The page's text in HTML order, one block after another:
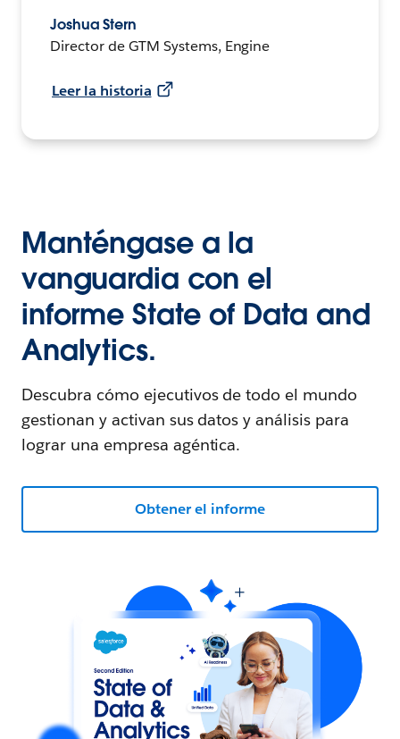
Joshua Stern
Director de GTM Systems, Engine
Leer la historia
Manténgase a la
vanguardia con el
informe State of Data and
Analytics.
Descubra cómo ejecutivos de todo el mundo
gestionan y activan sus datos y análisis para
lograr una empresa agéntica.
Obtener el informe